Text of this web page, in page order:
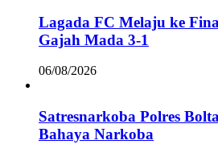
Lagada FC Melaju ke
Gajah Mada 3-1
06/08/2026
Satresnarkoba Polres
Bahaya Narkoba